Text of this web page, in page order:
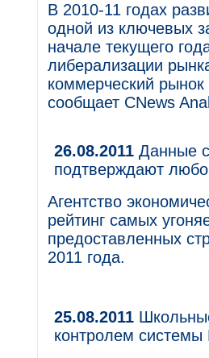
В 2010-11 годах
одной из ключевых
начале текущего
либерализации
коммерческий
сообщает CNews
26.08.2011 Данные
подтверждают
Агентство
рейтинг самых
предоставленных
2011 года.
25.08.2011
контролем